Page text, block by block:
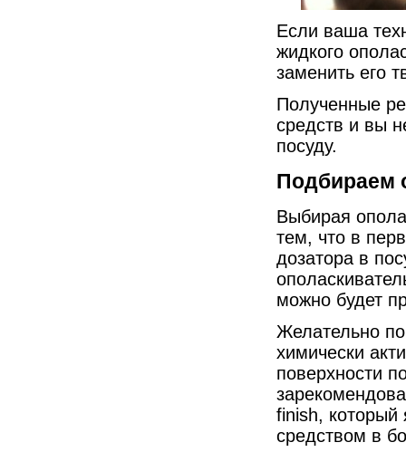
Если ваша
жидкого
заменить его
Полученные
средств и вы
посуду.
Подбираем
Выбирая
тем, что в
дозатора в
можно будет
Желательно
химически
поверхности
finish,
средством в